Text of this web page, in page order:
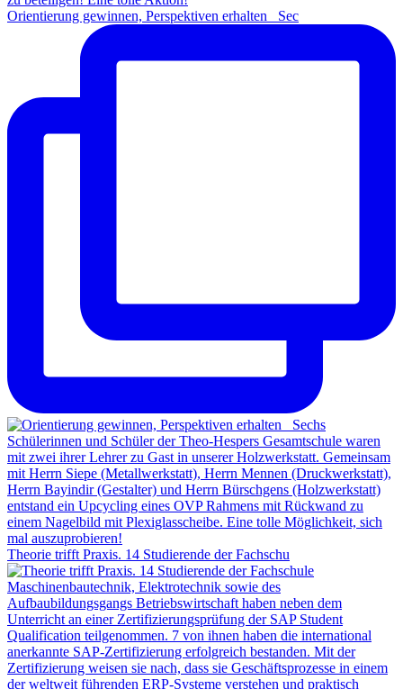
Orientierung gewinnen, Perspektiven erhalten Sec
Theorie trifft Praxis. 14 Studierende der Fachschu